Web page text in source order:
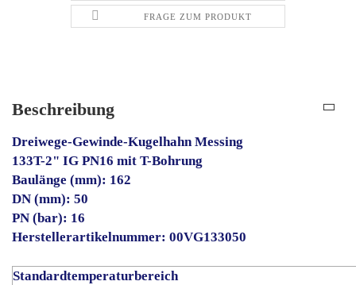
FRAGE ZUM PRODUKT
Beschreibung
Dreiwege-Gewinde-Kugelhahn Messing
133T-2" IG PN16 mit T-Bohrung
Baulänge (mm): 162
DN (mm): 50
PN (bar): 16
Herstellerartikelnummer: 00VG133050
Standardtemperaturbereich